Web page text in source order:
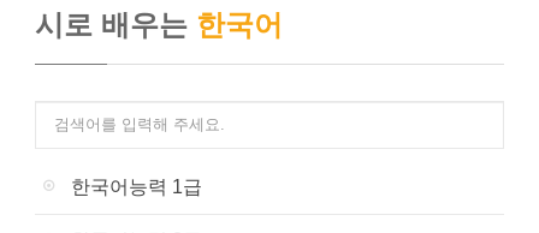
시로 배우는 한국어
한국어능력 1급